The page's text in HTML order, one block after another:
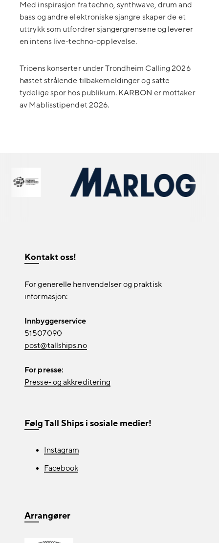
Med inspirasjon fra techno, synthwave, drum and
bass og andre elektroniske sjangre skaper de et
uttrykk som utfordrer sjangergrensene og leverer
en intens live-techno-opplevelse.
Trioens konserter under Trondheim Calling 2026
høstet strålende tilbakemeldinger og satte
tydelige spor hos publikum. KARBON er mottaker
av Mablisstipendet 2026.
Kontakt oss!
For generelle henvendelser og praktisk
informasjon:
Innbyggerservice
51507090
post@tallships.no
For presse:
Presse- og akkreditering
Følg Tall Ships i sosiale medier!
Instagram
Facebook
Arrangører